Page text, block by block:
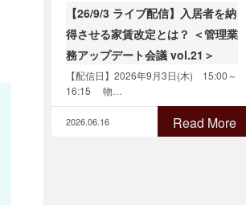
【26/9/3 ライブ配信】入居者を納
得させる家賃改定とは？ ＜管理業
務アップデート会議 vol.21＞
【配信日】2026年9月3日(木) 15:00～
16:15 物…
Read More
2026.06.16